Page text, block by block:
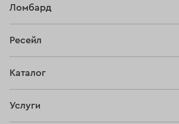
Ломбард
Тарифы
Ресейл
Купить
Каталог
Услуги